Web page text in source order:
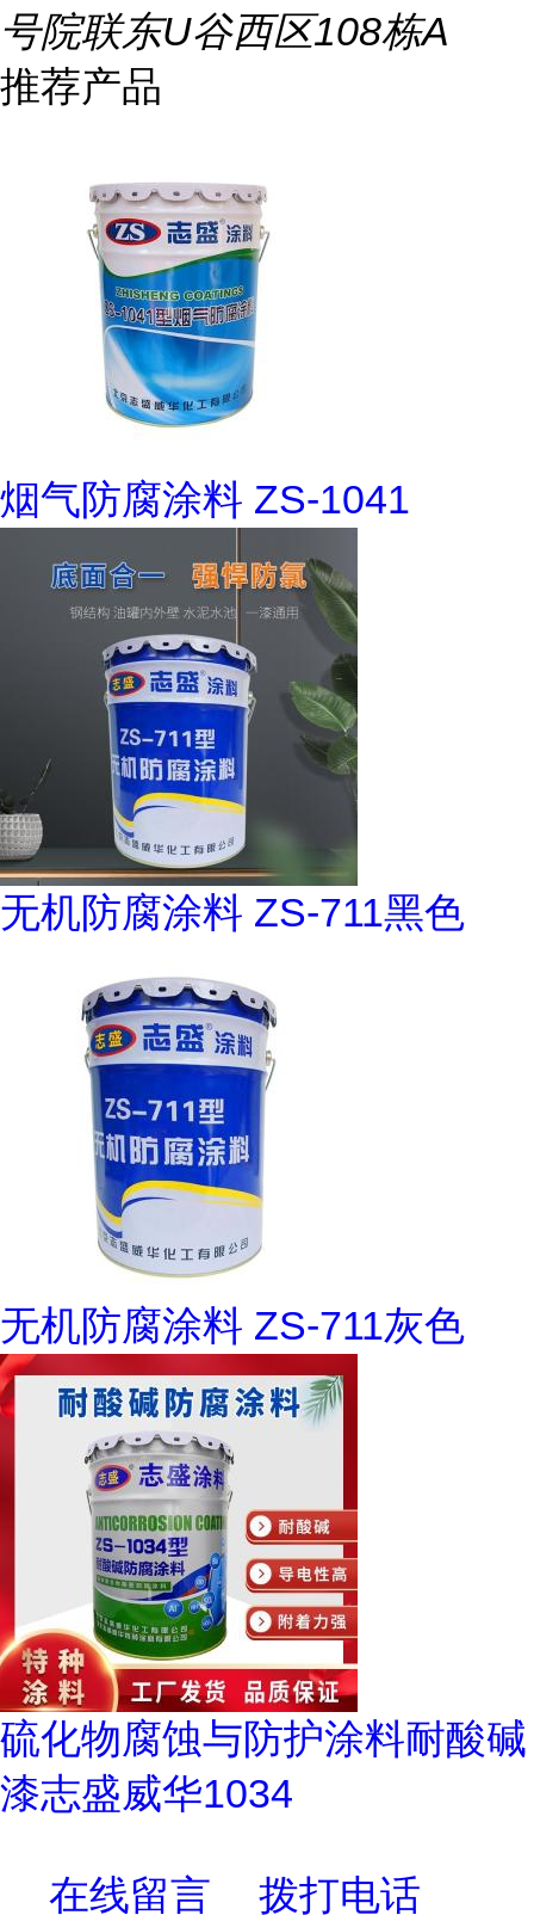
号院联东U谷西区108栋A
推荐产品
烟气防腐涂料 ZS-1041
无机防腐涂料 ZS-711黑色
无机防腐涂料 ZS-711灰色
硫化物腐蚀与防护涂料耐酸碱
漆志盛威华1034
在线留言 拨打电话